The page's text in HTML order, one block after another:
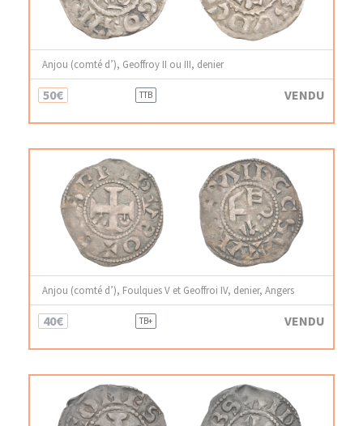
Anjou (comté d’), Geoffroy II ou III, denier
50€ TTB VENDU
Anjou (comté d’), Foulques V et Geoffroi IV, denier, Angers
40€ TB+ VENDU